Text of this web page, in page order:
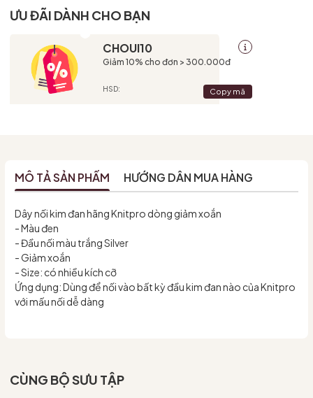
ƯU ĐÃI DÀNH CHO BẠN
CHOUI10
Giảm 10% cho đơn > 300.000đ
HSD: Copy mã
MÔ TẢ SẢN PHẨM HƯỚNG DẪN MUA HÀNG
Dây nối kim đan hãng Knitpro dòng giảm xoắn
- Màu đen
- Đầu nối màu trắng Silver
- Giảm xoắn
- Size: có nhiều kích cỡ
Ứng dụng: Dùng để nối vào bất kỳ đầu kim đan nào của Knitpro
với mấu nối dễ dàng
CÙNG BỘ SƯU TẬP